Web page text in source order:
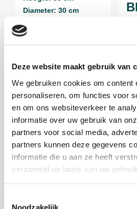
Deze website maakt gebruik van
We gebruiken cookies om content
personaliseren, om functies voor
en om ons websiteverkeer te
informatie over uw gebruik van
partners voor social media,
partners kunnen deze gegevens
informatie die u aan ze heeft
verzameld op basis van uw
Diameter: 30 cm
Losse tak
€ 12,49